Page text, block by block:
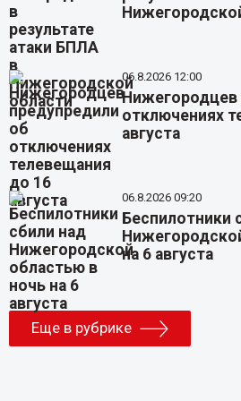
06.8.2026 12:00
Нижегородцев
отключениях
августа
06.8.2026 09:20
Беспилотники
на 6 августа
Еще в рубрике